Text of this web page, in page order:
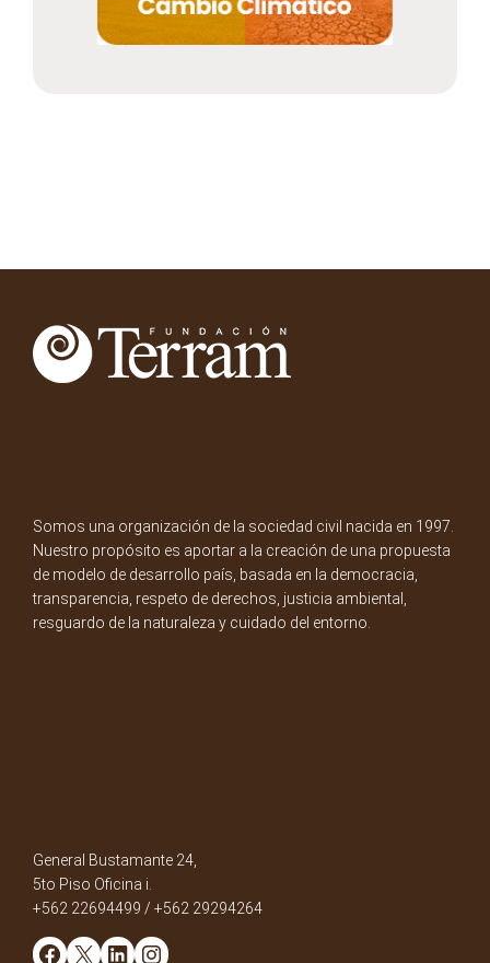
Somos una organización de la sociedad civil nacida en 1997.
Nuestro propósito es aportar a la creación de una propuesta
de modelo de desarrollo país, basada en la democracia,
transparencia, respeto de derechos, justicia ambiental,
resguardo de la naturaleza y cuidado del entorno.
General Bustamante 24,
5to Piso Oficina i.
+562 22694499 / +562 29294264